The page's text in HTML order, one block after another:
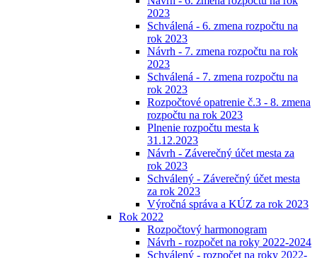
2023
Schválená - 6. zmena rozpočtu na
rok 2023
Návrh - 7. zmena rozpočtu na rok
2023
Schválená - 7. zmena rozpočtu na
rok 2023
Rozpočtové opatrenie č.3 - 8. zmena
rozpočtu na rok 2023
Plnenie rozpočtu mesta k
31.12.2023
Návrh - Záverečný účet mesta za
rok 2023
Schválený - Záverečný účet mesta
za rok 2023
Výročná správa a KÚZ za rok 2023
Rok 2022
Rozpočtový harmonogram
Návrh - rozpočet na roky 2022-2024
Schválený - rozpočet na roky 2022-